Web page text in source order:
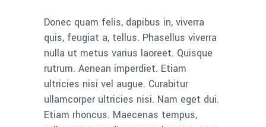
Donec quam felis, dapibus in, viverra
quis, feugiat a, tellus. Phasellus viverra
nulla ut metus varius laoreet. Quisque
rutrum. Aenean imperdiet. Etiam
ultricies nisi vel augue. Curabitur
ullamcorper ultricies nisi. Nam eget dui.
Etiam rhoncus. Maecenas tempus,